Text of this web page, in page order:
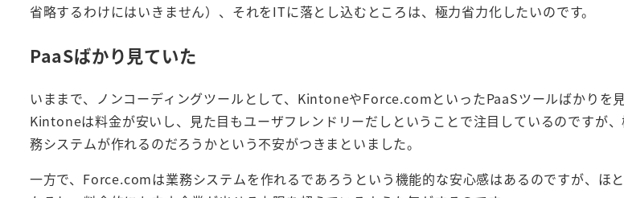
省略するわけにはいきません）、それをITに落とし込むところは、極力省力化したいのです。
PaaSばかり見ていた
いままで、ノンコーディングツールとして、KintoneやForce.comといったPaaSツールばかりを
Kintoneは料金が安いし、見た目もユーザフレンドリーだしということで注目しているのですが
務システムが作れるのだろうかという不安がつきまといました。
一方で、Force.comは業務システムを作れるであろうという機能的な安心感はあるのですが、ほ